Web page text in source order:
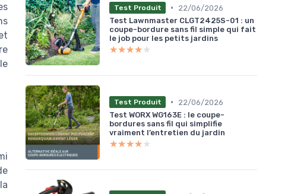
Test Produit •
22/06/2026
Test Lawnmaster CLGT2425S-01 : un
coupe-bordure sans fil simple qui fait
le job pour les petits jardins
★★★★★
★★★★★
Test Produit •
22/06/2026
Test WORX WG163E : le coupe-
bordures sans fil qui simplifie
vraiment l’entretien du jardin
★★★★★
★★★★★